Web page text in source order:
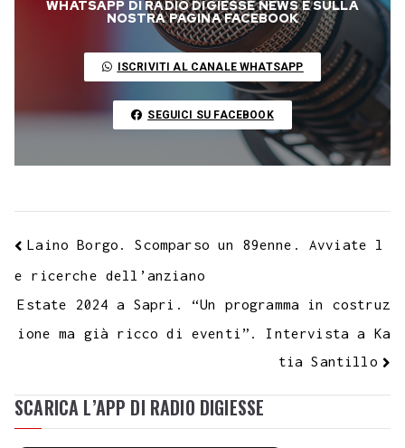
r
A
p
p
r
a
m
g
e
r
e
s
t
d
I
n
t
r
k
WHATSAPP DI RADIO DIGIESSE NEWS E SULLA
NOSTRA PAGINA FACEBOOK
ISCRIVITI AL CANALE WHATSAPP
SEGUICI SU FACEBOOK
Laino Borgo. Scomparso un 89enne. Avviate l
e ricerche dell’anziano
Estate 2024 a Sapri. “Un programma in costruz
ione ma già ricco di eventi”. Intervista a Ka
tia Santillo
SCARICA L’APP DI RADIO DIGIESSE